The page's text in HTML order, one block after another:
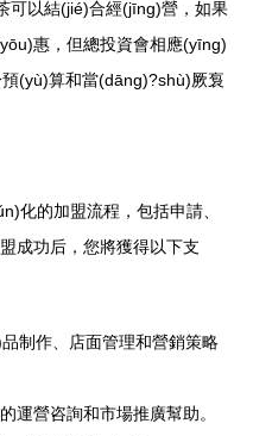
可以結(jié)合經(jīng)營，如果
惠，但總投資會相應(yīng)
(yù)算和當(dāng)?shù)厥袌
化的加盟流程，包括申請、
成功后，您將獲得以下支
制作、店面管理和營銷策略
運營咨詢和市場推廣幫助。